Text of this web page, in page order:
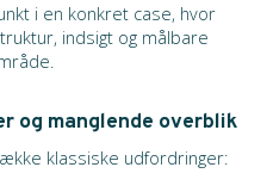
i en konkret case, hvor
indsigt og målbare
og manglende overblik
klassiske udfordringer: